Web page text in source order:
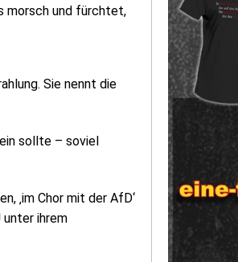
morsch und fürchtet,
Sie nennt die
sollte – soviel
‚im Chor mit der AfD‘
unter ihrem